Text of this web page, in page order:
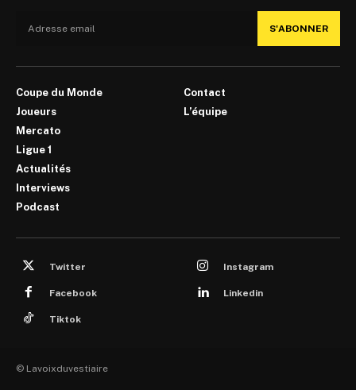
S'ABONNER
Coupe du Monde
Joueurs
Mercato
Ligue 1
Actualités
Interviews
Podcast
Contact
L’équipe
Twitter Instagram
Facebook Linkedin
Tiktok
© Lavoixduvestiaire